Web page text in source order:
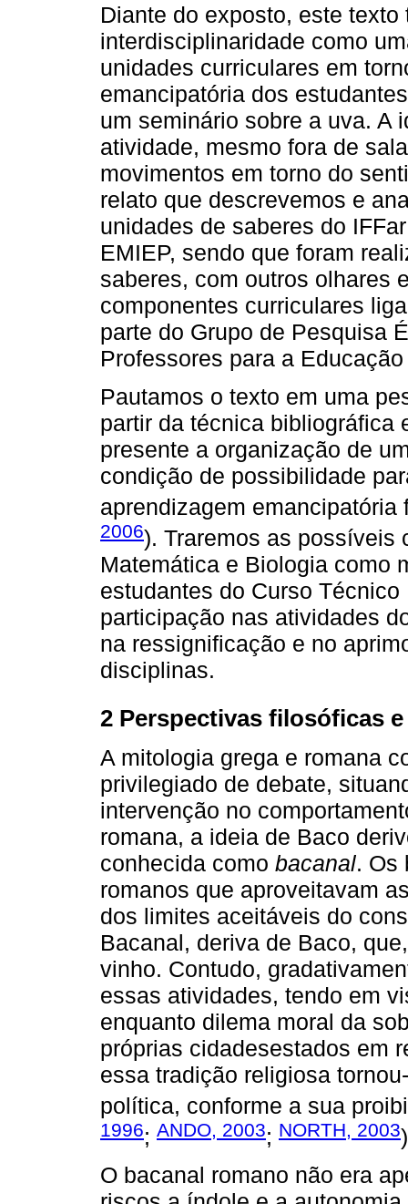
Diante do exposto, este
interdisciplinaridade como
unidades curriculares em
emancipatória dos
um seminário sobre a uva. A
atividade, mesmo fora de
movimentos em torno do
relato que descrevemos e
unidades de saberes do
EMIEP, sendo que foram
saberes, com outros olhares
componentes curriculares
parte do Grupo de Pesquisa
Professores para a
Pautamos o texto em uma
partir da técnica bibliográfica
presente a organização de
condição de possibilidade
aprendizagem
2006). Traremos as possíveis
Matemática e Biologia como
estudantes do Curso
participação nas atividades
na ressignificação e no
disciplinas.
2 Perspectivas filosóficas
A mitologia grega e romana
privilegiado de debate,
intervenção no
romana, a ideia de Baco
conhecida como bacanal. Os
romanos que aproveitavam
dos limites aceitáveis do
Bacanal, deriva de Baco,
vinho. Contudo,
essas atividades, tendo em
enquanto dilema moral da
próprias cidadesestados em
essa tradição religiosa
política, conforme a sua
1996; ANDO, 2003; NORTH, 2003
O bacanal romano não era